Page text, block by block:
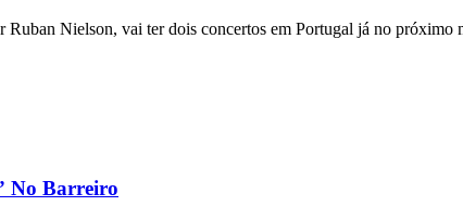
Nielson, vai ter dois concertos em Portugal já no próximo
No Barreiro